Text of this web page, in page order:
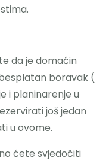
da je domaćin
boravak (
i planinarenje u
još jedan
u ovome.
ćete svjedočiti